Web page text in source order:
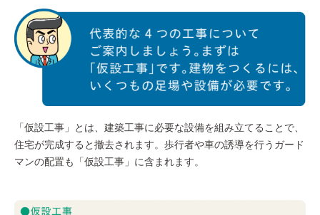
「仮設工事」とは、建築工事に必要な設備を組み立てることで、
住宅が完成すると撤去されます。歩行者や車の誘導を行うガード
マンの配置も「仮設工事」に含まれます。